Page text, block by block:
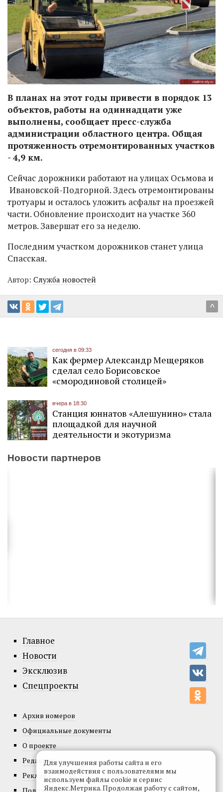
В планах на этот годы привести в порядок 13
объектов, работы на одиннадцати уже
выполнены, сообщает пресс-служба
администрации областного центра. Общая
протяженность отремонтированных участков
- 4,9 км.
Сейчас дорожники работают на улицах Осьмова и
Ивановской-Подгорной. Здесь отремонтированы
тротуары и осталось уложить асфальт на проезжей
части. Обновление происходит на участке 360
метров. Завершат его за неделю.
Последним участком дорожников станет улица
Спасская.
Автор: Служба новостей
^
сегодня в 09:33
Как фермер Александр Мещеряков
сделал село Борисовское
«смородиновой столицей»
вчера в 18:30
Станция юннатов «Алешунино» стала
площадкой для научной
деятельности и экотуризма
Новости партнеров
Главное
Новости
Эксклюзив
Спецпроекты
Архив номеров
Официальные документы
О проекте
Редакция
Реклама
Для улучшения работы сайта и его
взаимодействия с пользователями мы
используем файлы cookie и сервис
Яндекс.Метрика. Продолжая работу с сайтом,